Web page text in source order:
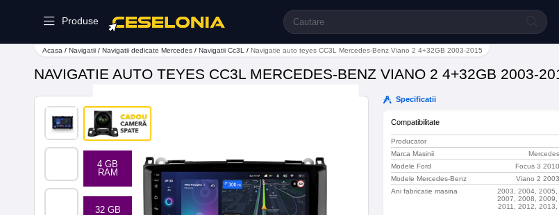
Produse
Acasa / Navigatii/ Navigatii dedicate Mercedes/ Navigatii Cc3L / Navigatie auto teyes CC3L Mercedes-Benz Viano 2 4+32GB 2003-2015
NAVIGATIE AUTO TEYES CC3L MERCEDES-BENZ VIANO 2 4+32GB 2003-
4 GB
RAM
32 GB
Specificatii
Compatibilitate
Producator
Marca Masinii
Modele Ford
Focus 3
Modele Mercedes-Benz
Viano 2
Ani fabricatie masina
2003, 2004, 2005,
2007, 2008, 2009,
2011, 2012, 2013,